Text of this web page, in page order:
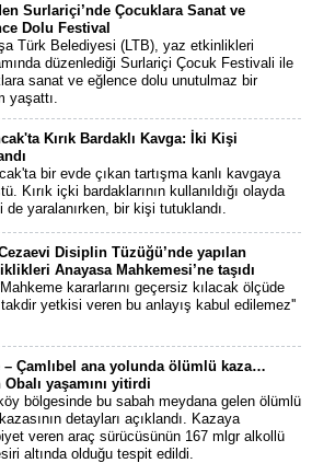
Surlariçi’nde Çocuklara Sanat ve
Dolu Festival
Türk Belediyesi (LTB), yaz etkinlikleri
düzenlediği Surlariçi Çocuk Festivali ile
sanat ve eğlence dolu unutulmaz bir
yaşattı.
Kırık Bardaklı Kavga: İki Kişi
bir evde çıkan tartışma kanlı kavgaya
Kırık içki bardaklarının kullanıldığı olayda
de yaralanırken, bir kişi tutuklandı.
Disiplin Tüzüğü’nde yapılan
Anayasa Mahkemesi’ne taşıdı
kararlarını geçersiz kılacak ölçüde
yetkisi veren bu anlayış kabul edilemez''
– Çamlıbel ana yolunda ölümlü kaza…
Obalı yaşamını yitirdi
bölgesinde bu sabah meydana gelen ölümlü
detayları açıklandı. Kazaya
veren araç sürücüsünün 167 mlgr alkollü
altında olduğu tespit edildi.